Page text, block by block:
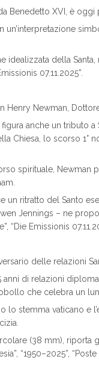
Benedetto XVI, è
un’interpretazione
idealizzata della Santa,
07.11.2025”.
Henry Newman,
anche un tributo
Chiesa, lo scorso 1°
spirituale, Newman
un ritratto del Santo
Jennings – ne
“Die Emissionis
delle relazioni
di relazioni
che celebra un
lo stemma vaticano e
(38 mm), riporta
“1950–2025”,